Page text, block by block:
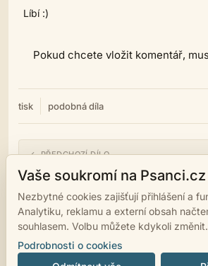
Líbí :)
Pokud chcete vložit komentář,
tisk podobná díla
← PŘEDCHOZÍ DÍLO
Pohleď
Vaše soukromí na Psanci.cz
Nezbytné cookies zajišťují přihlášení a
Analytiku, reklamu a externí obsah
souhlasem. Volbu můžete kdykoli změnit.
Podrobnosti o cookies